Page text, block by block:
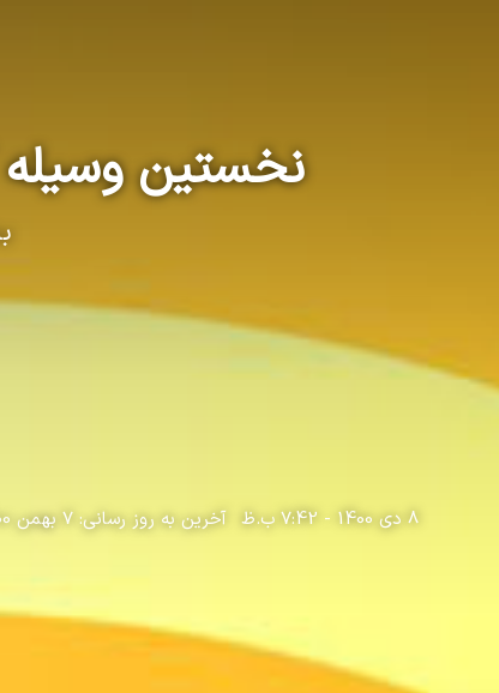
نخستین وسیله
8 دی 1400 - 7:42 ب.ظ
آخرین به روز رسانی: 7 بهمن 1400 - 10:57 ب.ظ